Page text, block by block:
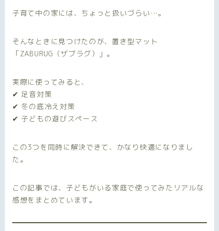
子育て中の家には、ちょっと扱いづらい…。
そんなときに見つけたのが、置き型マット
「ZABURUG（ザブラグ）」。
実際に使ってみると、
✔ 足音対策
✔ 冬の底冷え対策
✔ 子どもの遊びスペース
この3つを同時に解決できて、かなり快適になりまし
た。
この記事では、子どもがいる家庭で使ってみたリアルな
感想をまとめています。